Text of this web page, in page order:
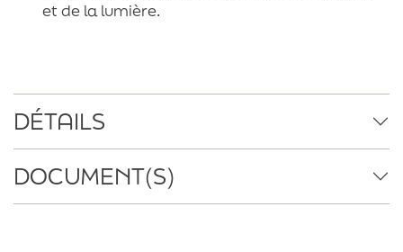
et de la lumière.
DÉTAILS
DOCUMENT(S)